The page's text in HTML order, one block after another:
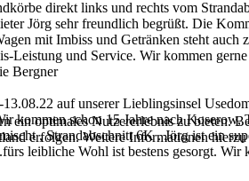
direkt links und rechts vom
Jörg sehr freundlich begrüßt. Die
mit Imbiss und Getränken steht
Leistung und Service. Wir kommen
Bergner
auf unserer Lieblingsinsel
kommen schon 15 Jahre nach
, Strandabschnitt 6K . Jörg ist ein
leibliche Wohl ist bestens gesorgt. Wir
ein optimales Nutzererlebnis zu
erfolgen. Weitere Informationen